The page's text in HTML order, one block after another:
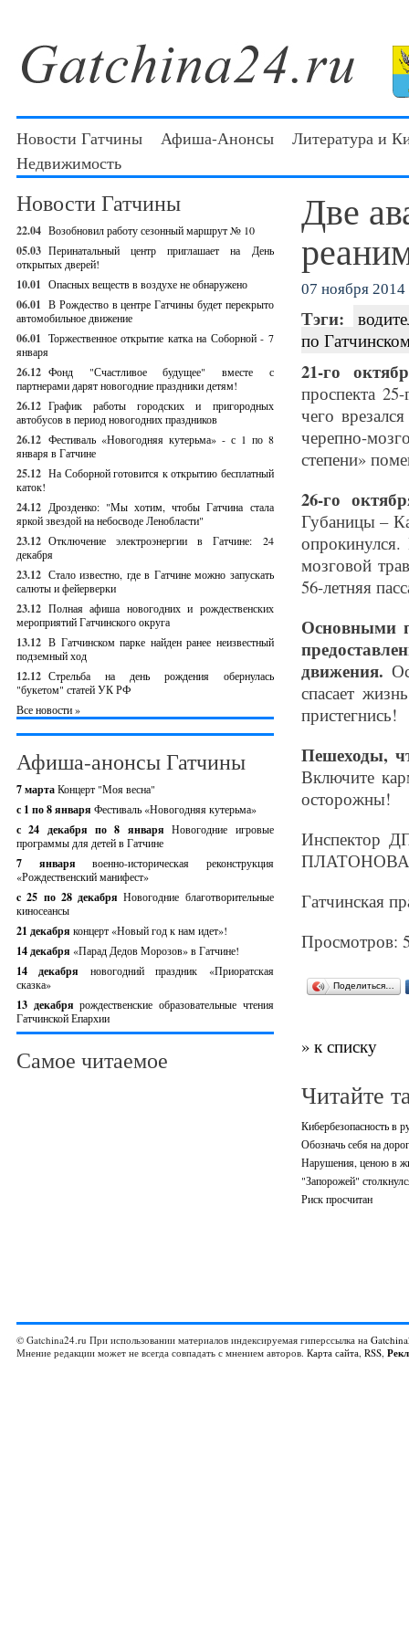
Новости Гатчины Афиша-Анонсы
Литература и
Недвижимость
Новости Гатчины
22.04 Возобновил работу сезонный маршрут № 10
05.03 Перинатальный центр приглашает на День
открытых дверей!
10.01 Опасных веществ в воздухе не обнаружено
06.01 В Рождество в центре Гатчины будет перекрыто
автомобильное движение
06.01 Торжественное открытие катка на Соборной - 7
января
26.12 Фонд "Счастливое будущее" вместе с
партнерами дарят новогодние праздники детям!
26.12 График работы городских и пригородных
автобусов в период новогодних праздников
26.12 Фестиваль «Новогодняя кутерьма» - с 1 по 8
января в Гатчине
25.12 На Соборной готовится к открытию бесплатный
каток!
24.12 Дрозденко: "Мы хотим, чтобы Гатчина стала
яркой звездой на небосводе Ленобласти"
23.12 Отключение электроэнергии в Гатчине: 24
декабря
23.12 Стало известно, где в Гатчине можно запускать
салюты и фейерверки
23.12 Полная афиша новогодних и рождественских
мероприятий Гатчинского округа
13.12 В Гатчинском парке найден ранее неизвестный
подземный ход
12.12 Стрельба на день рождения обернулась
"букетом" статей УК РФ
Все новости »
Афиша-анонсы Гатчины
7 мартаКонцерт "Моя весна"
с 1 по 8 января Фестиваль «Новогодняя кутерьма»
с 24 декабря по 8 январяНовогодние игровые
программы для детей в Гатчине
7 январявоенно-историческая реконструкция
«Рождественский манифест»
c 25 по 28 декабряНовогодние благотворительные
киносеансы
21 декабря концерт «Новый год к нам идет»!
14 декабря «Парад Дедов Морозов» в Гатчине!
14 декабря новогодний праздник «Приоратская
сказка»
13 декабрярождественские образовательные чтения
Гатчинской Епархии
Самое читаемое
Две
07 ноября 2014
Тэги:
по
21-го
проспекта
чего
черепно-
степени»
26-го
Губаницы –
мозговой
56-летняя
Основными
движения.
спасает
пристегнись!
Пешеходы,
Включите
осторожны!
Инспектор
ПЛАТОНОВА
Гатчинская
Просмотров:
Поделиться…
» к списку
Читайте
Кибербезопасность в
Обозначь себя на
Нарушения, ценою в
"Запорожей"
Риск просчитан
© Gatchina24.ru При использовании материалов индексируемая гиперссылка на
Мнение редакции может не всегда совпадать с мнением авторов. Карта сайта, RSS,